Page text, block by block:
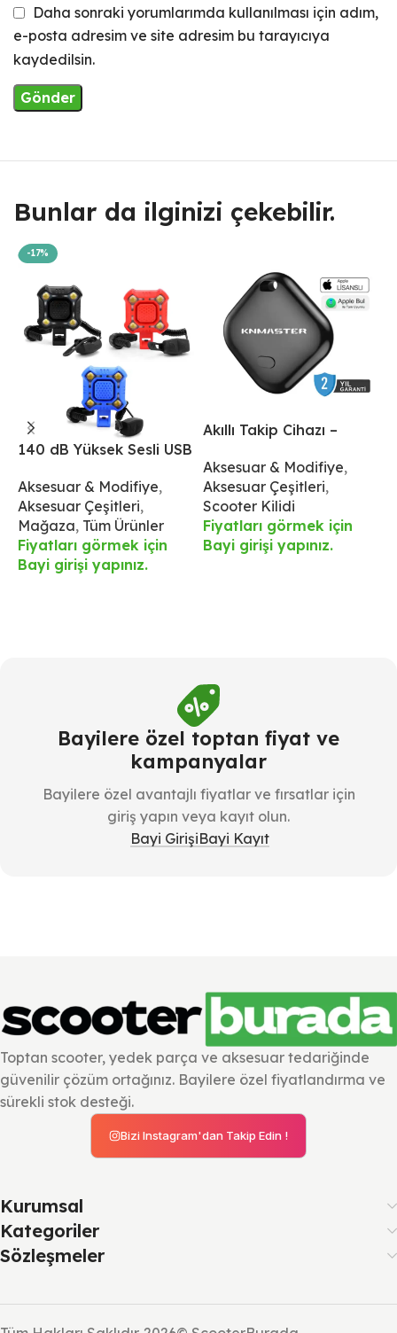
Daha sonraki yorumlarımda kullanılması için adım,
e-posta adresim ve site adresim bu tarayıcıya
kaydedilsin.
Bunlar da ilginizi çekebilir.
-17%
140 dB Yüksek Sesli USB
Işıklı Ön Aydınlatma –
IPX6 Su Geçirmez
Aksesuar & Modifiye,
Aksesuar Çeşitleri,
Mağaza, Tüm Ürünler
Fiyatları görmek için
Bayi girişi yapınız.
Akıllı Takip Cihazı –
Aksesuar & Modifiye,
Aksesuar Çeşitleri,
Scooter Kilidi
Fiyatları görmek için
Bayi girişi yapınız.
Bayilere özel toptan fiyat ve
kampanyalar
Bayilere özel avantajlı fiyatlar ve fırsatlar için
giriş yapın veya kayıt olun.
Bayi GirişiBayi Kayıt
Toptan scooter, yedek parça ve aksesuar tedariğinde
güvenilir çözüm ortağınız. Bayilere özel fiyatlandırma ve
sürekli stok desteği.
Bizi Instagram'dan Takip Edin !
Kurumsal
Kategoriler
Sözleşmeler